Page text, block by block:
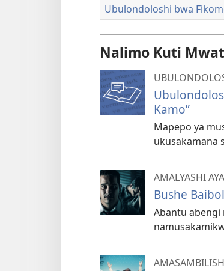
Ubulondoloshi bwa
Nalimo Kuti
Kamo”
Mapepo ya
ukusakamana
AMALYASHI
Bushe
Abantu abengi